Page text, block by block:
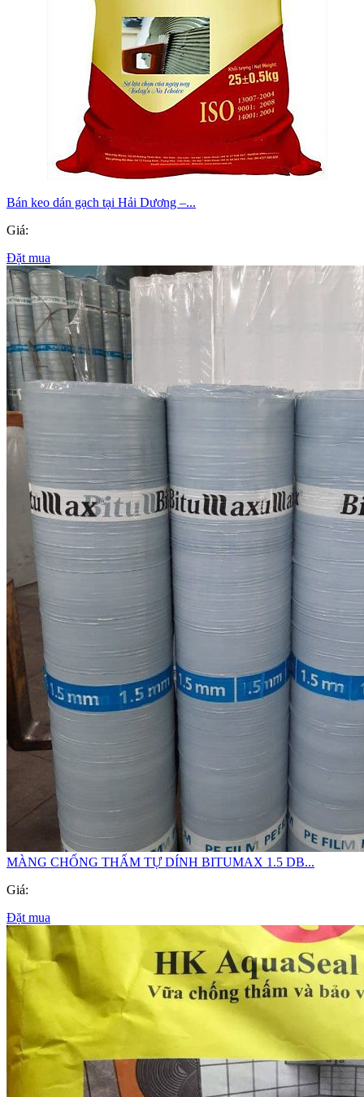
Bán keo dán gạch tại Hải Dương –...
Giá:
Đặt mua
MÀNG CHỐNG THẤM TỰ DÍNH BITUMAX 1.5 DB...
Giá:
Đặt mua